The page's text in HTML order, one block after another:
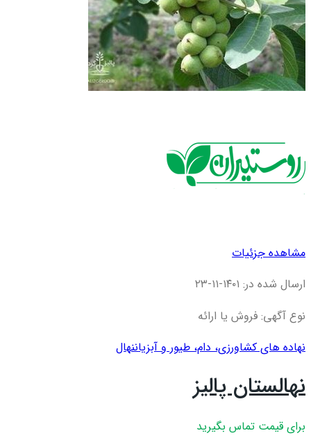
مشاهده جزئیات
ارسال شده در: ۱۴۰۱-۱۱-۲۳
نوع آگهی: فروش یا ارائه
نهاده های کشاورزی، دام، طيور و آبزياننهال
نهالستان پالیز
برای قیمت تماس بگیرید